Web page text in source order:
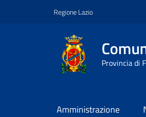
Regione Lazio
Provincia di
Amministrazione